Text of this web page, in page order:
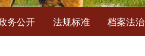
务公开 法规标准 档案法治